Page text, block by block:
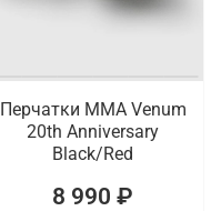
Перчатки ММА Venum
20th Anniversary
Black/Red
8 990 ₽